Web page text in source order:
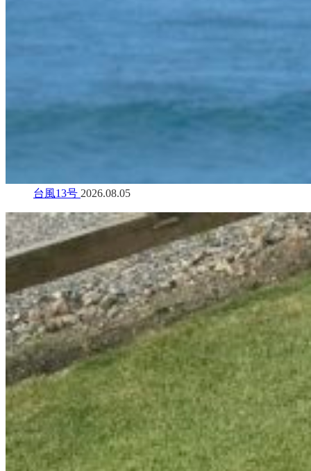
台風13号 2026.08.05